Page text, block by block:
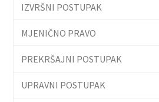
IZVRŠNI POSTUPAK
MJENIČNO PRAVO
PREKRŠAJNI POSTUPAK
UPRAVNI POSTUPAK